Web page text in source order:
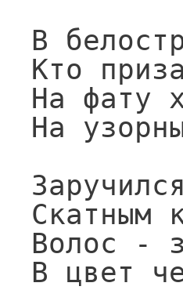
В
Кто
На фату
На
Скатным
Волос -
В цвет